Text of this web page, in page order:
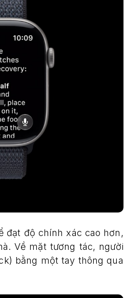
đạt độ chính xác cao hơn,
Về mặt tương tác, người
bằng một tay thông qua